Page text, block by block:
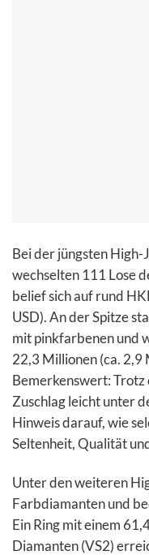
Bei der jüngsten
wechselten 111 Lose
belief sich auf rund
USD). An der Spitze
mit pinkfarbenen und
22,3 Millionen (ca. 2,9
Bemerkenswert: Trotz
Zuschlag leicht unter
Hinweis darauf, wie
Seltenheit, Qualität
Unter den weiteren
Farbdiamanten und
Ein Ring mit einem
Diamanten (VS2)